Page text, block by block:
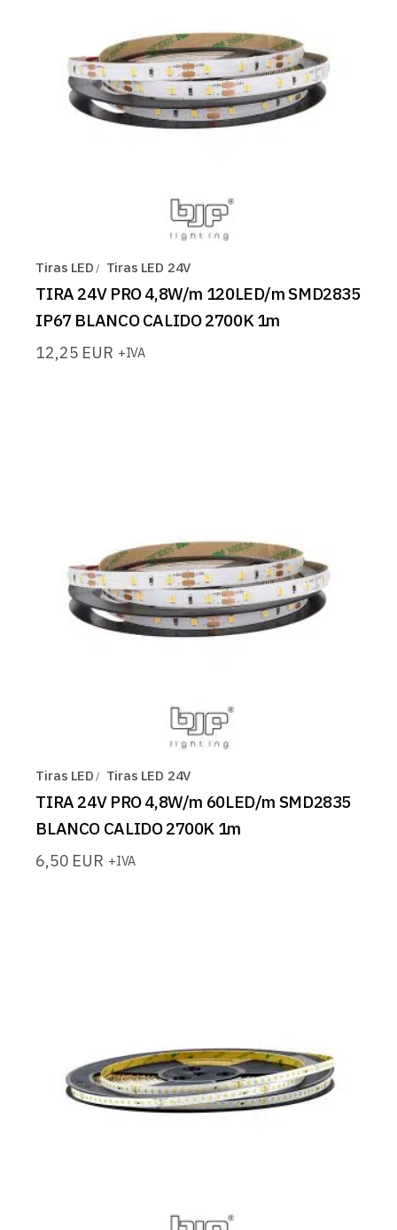
Tiras LED Tiras LED 24V
TIRA 24V PRO 4,8W/m 120LED/m SMD2835
IP67 BLANCO CALIDO 2700K 1m
12,25 EUR +IVA
Tiras LED Tiras LED 24V
TIRA 24V PRO 4,8W/m 60LED/m SMD2835
BLANCO CALIDO 2700K 1m
6,50 EUR +IVA